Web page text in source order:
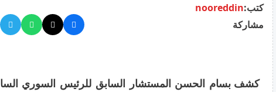
كتب:nooreddin
مشاركة
كشف بسام الحسن المستشار السابق للرئيس السوري